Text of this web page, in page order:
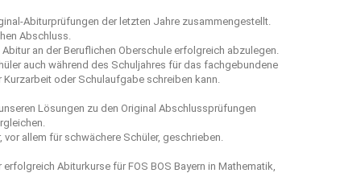
Abiturprüfungen der letzten Jahre zusammengestellt.
Abschluss.
an der Beruflichen Oberschule erfolgreich abzulegen.
auch während des Schuljahres für das fachgebundene
Kurzarbeit oder Schulaufgabe schreiben kann.
Lösungen zu den Original Abschlussprüfungen
allem für schwächere Schüler, geschrieben.
Abiturkurse für FOS BOS Bayern in Mathematik,